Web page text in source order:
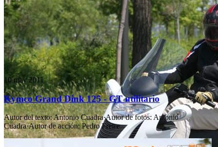
10 may 2011
Kymco Grand Dink 125 - GT utilitario
Autor del texto:Antonio Cuadra·Autor de fotos: Antonio
Cuadra·Autor de acción: Pedro Freire